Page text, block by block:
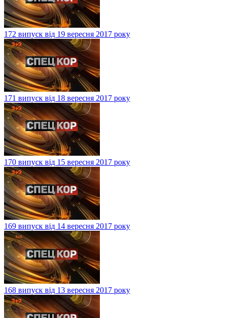
172 випуск від 19 вересня 2017 року
171 випуск від 18 вересня 2017 року
170 випуск від 15 вересня 2017 року
169 випуск від 14 вересня 2017 року
168 випуск від 13 вересня 2017 року